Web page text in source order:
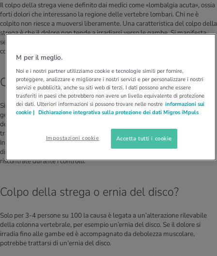
Il colpo della strega viene definito dai medici come «lombalgia acuta», ossia
forti dolori che interessano la regione delle vertebre lombari. Chi ne è
colpito non riesce a muoversi liberamente. Una caratteristica del colpo della
strega è che il dolore non tende a irradiarsi verso le gambe. Si manifesta
senza cause esterne, di solito dopo un movimento. All'improvviso
compaiono forti dolori nella regione dell'osso sacro.
Quali sono le cause del colpo della strega?
Si stima che l’84% degli adulti ne soffra almeno una volta nella vita. In
genere le cause vanno ricercate nelle tensioni o nei blocchi dei muscoli
dorsali, dei legamenti e/o delle articolazioni della colonna vertebrale. Si
tratta di alterazioni non visibili con le radiografie o la risonanza magnetica.
In genere oltre l’85 percento dei dolori alla schiena sono «aspecifici», vale a
dire non riconducibili a malattie o anomalie della colonna vertebrale
riscontrate durante i controlli.
Colpo della strega o ernia del disco?
Solo per 3-4 persone su 100 la causa è legata a un’alterazione rilevabile
della colonna vertebrale, per esempio un’ernia del disco. Se il dolore si
irradia fino alle gambe ed è accompagnato da debolezza muscolare,
potrebbe trattarsi di un'ernia del disco.
M per il meglio.
Noi e i nostri partner utilizziamo cookie e tecnologie simili per fornire,
proteggere, analizzare e migliorare i nostri servizi e per personalizzare i nostri
servizi e pubblicità, anche su siti web di terzi. I dati possono anche essere
trasferiti in paesi che potrebbero non avere un livello equivalente di protezione
dei dati. Ulteriori informazioni si possono trovare nelle nostre informazioni sui
cookie | Dichiarazione integrativa sulla protezione dei dati Migros iMpuls
Impostazioni cookie Accetta tutti i cookie